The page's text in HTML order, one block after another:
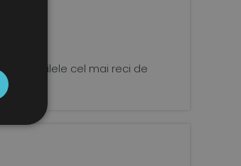
si in zilele cel mai reci de